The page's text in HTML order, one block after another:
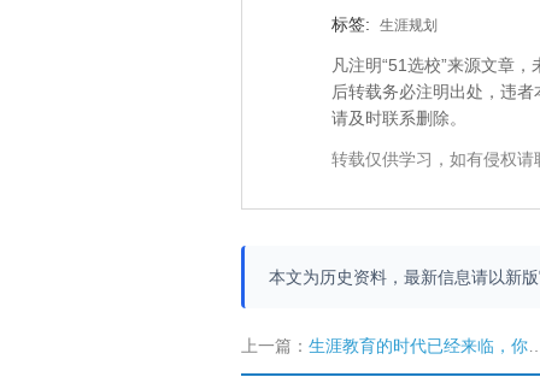
标签: 生涯规划
凡注明“51选校”来源文章
后转载务必注明出处，违
请及时联系删除。
转载仅供学习，如有侵权
本文为历史资料，最新信息请以新
上一篇： 生涯教育的时代已经来临，你准备好了吗？